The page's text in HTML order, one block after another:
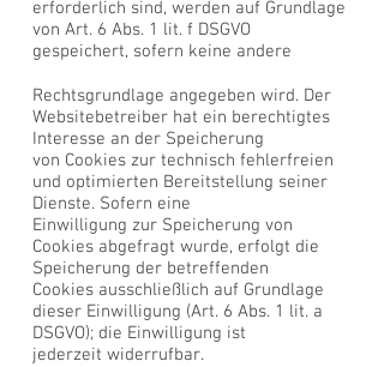
erforderlich sind, werden auf Grundlage
von Art. 6 Abs. 1 lit. f DSGVO
gespeichert, sofern keine andere
Rechtsgrundlage angegeben wird. Der
Websitebetreiber hat ein berechtigtes
Interesse an der Speicherung
von Cookies zur technisch fehlerfreien
und optimierten Bereitstellung seiner
Dienste. Sofern eine
Einwilligung zur Speicherung von
Cookies abgefragt wurde, erfolgt die
Speicherung der betreffenden
Cookies ausschließlich auf Grundlage
dieser Einwilligung (Art. 6 Abs. 1 lit. a
DSGVO); die Einwilligung ist
jederzeit widerrufbar.